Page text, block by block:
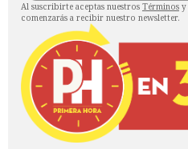
Al suscribirte aceptas nuestros Términos y
comenzarás a recibir nuestro newsletter.